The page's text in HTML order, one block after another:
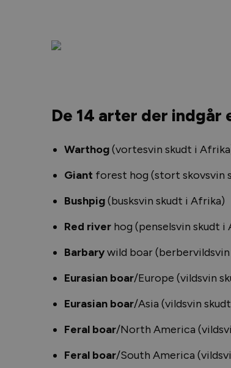
De 14 arter der indgår
Warthog(vortesvin skudt i
Giant forest hog (stort skovsvin
Bushpig(busksvin skudt i Afrika)
Red river hog (penselsvin skudt i
Barbarywild boar
Eurasian boar/Europe (vildsvin
Eurasian boar/Asia (vildsvin
Feral boar/North America
Feral boar/South America